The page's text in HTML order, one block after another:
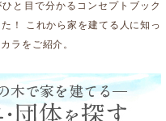
わせ
ひと目で分かるコンセプトブック
！ これから家を建てる人に知っ
ラをご紹介。